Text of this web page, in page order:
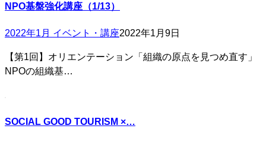
NPO基盤強化講座（1/13）
2022年1月 イベント・講座2022年1月9日
【第1回】オリエンテーション「組織の原点を見つめ直す」
NPOの組織基…
SOCIAL GOOD TOURISM ×…